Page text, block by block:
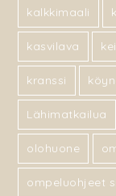
kalkkimaali
kasvilava
kranssi
Lähimatkailua
olohuone
ompeluohjeet